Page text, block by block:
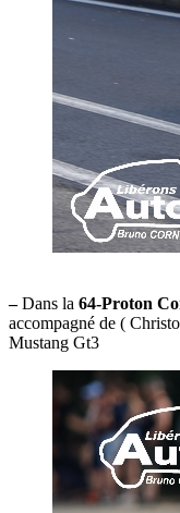
–Dans la 64-Proton
accompagné de (
Mustang Gt3